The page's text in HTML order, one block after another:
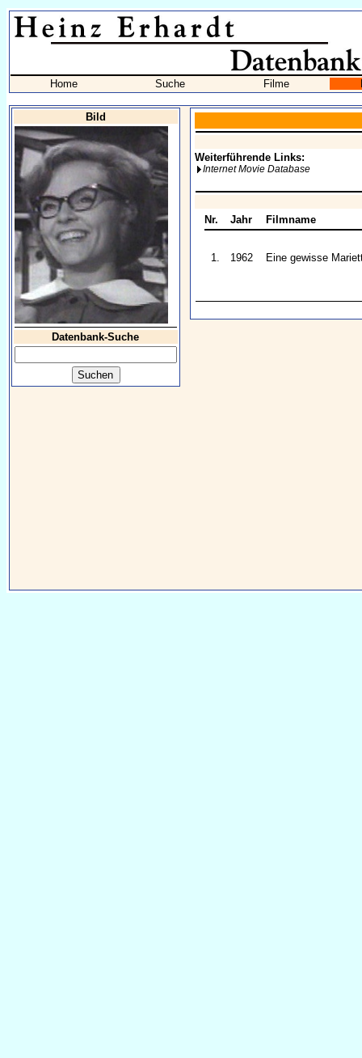
Home Suche Filme
Bild
Datenbank-Suche
Weiterführende Links:
Internet Movie Database
Nr. Jahr Filmname
1. 1962 Eine gewisse